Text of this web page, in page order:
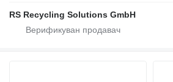
RS Recycling Solutions GmbH